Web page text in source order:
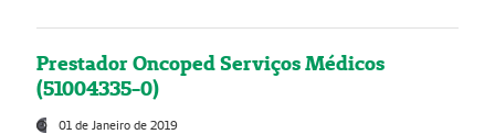
Prestador Oncoped Serviços Médicos
(51004335-0)
01 de Janeiro de 2019